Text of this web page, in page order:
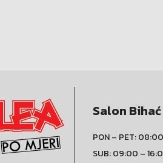
Salon Bihać
PON – PET:
SUB: 09:00 –